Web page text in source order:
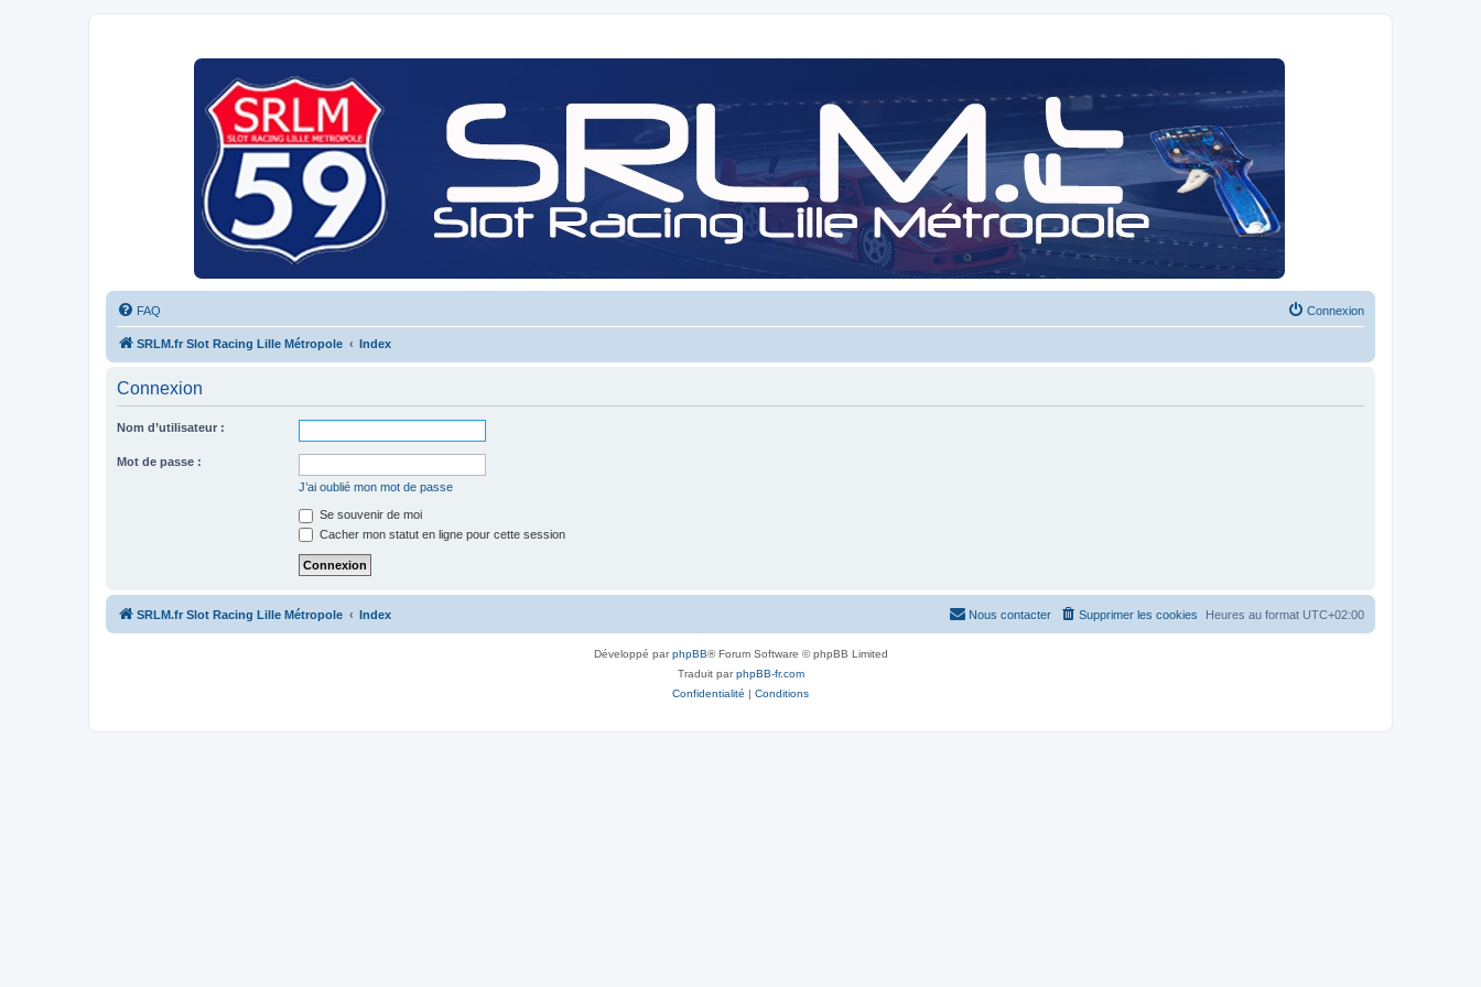
FAQ Connexion
SRLM.fr Slot Racing Lille Métropole Index
Connexion
Nom d’utilisateur :
Mot de passe :
J’ai oublié mon mot de passe
Se souvenir de moi
Cacher mon statut en ligne pour cette session
SRLM.fr Slot Racing Lille Métropole Index Heures au format UTC+02:00
Supprimer les cookies
Nous contacter
Développé parphpBB® Forum Software © phpBB Limited
Traduit parphpBB-fr.com
Confidentialité | Conditions